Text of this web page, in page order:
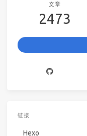
文章
2473
链接
Hexo